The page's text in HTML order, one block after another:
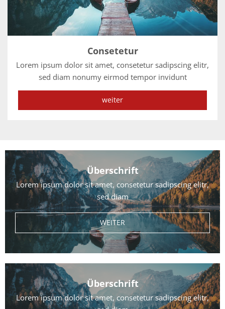
Consetetur
Lorem ipsum dolor sit amet, consetetur sadipscing elitr,
sed diam nonumy eirmod tempor invidunt
weiter
Überschrift
Lorem ipsum dolor sit amet, consetetur sadipscing elitr,
sed diam
WEITER
Überschrift
Lorem ipsum dolor sit amet, consetetur sadipscing elitr,